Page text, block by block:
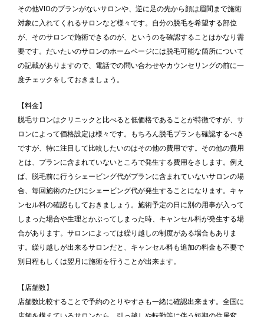
その他VIOのプランがないサロンや、逆に足の先から顔は眉間まで施術
対象に入れてくれるサロンなど様々です。自分の脱毛を希望する部位
が、そのサロンで施術できるのが、というのを確認することはかなり需
要です。だいたいのサロンのホームページには脱毛可能な箇所について
の記載がありますので、電話での問い合わせやカウンセリングの前に一
度チェックをしておきましょう。
【料金】
脱毛サロンはクリニックと比べると低価格であることが特徴ですが、サ
ロンによって価格設定は様々です。もちろん脱毛プランも確認するべき
ですが、特に注目して比較したいのはその他の費用です。その他の費用
とは、プランに含まれていないところで発生する費用をさします。例え
ば、脱毛前に行うシェービング代がプランに含まれていないサロンの場
合、毎回施術のたびにシェービング代が発生することになります。キャ
ンセル料の確認もしておきましょう。施術予定の日に別の用事が入って
しまった場合や生理とかぶってしまった時、キャンセル料が発生する場
合があります。サロンによっては繰り越しの制度がある場合もありま
す。繰り越しが出来るサロンだと、キャンセル料も追加の料金も不要で
別日程もしくは翌月に施術を行うことが出来ます。
【店舗数】
店舗数比較することで予約のとりやすさも一緒に確認出来ます。全国に